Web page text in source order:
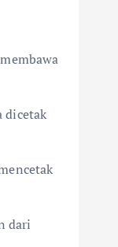
dicetak
dari